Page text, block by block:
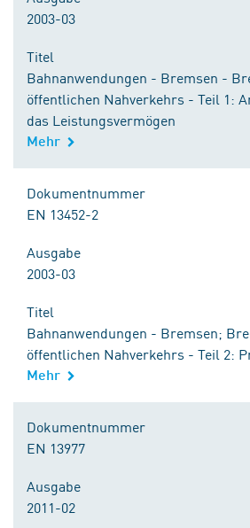
2003-03
Titel
Bahnanwendungen - Bremsen -
öffentlichen Nahverkehrs - Teil 1:
das Leistungsvermögen
Mehr
Dokumentnummer
EN 13452-2
Ausgabe
2003-03
Titel
Bahnanwendungen - Bremsen;
öffentlichen Nahverkehrs - Teil 2:
Mehr
Dokumentnummer
EN 13977
Ausgabe
2011-02